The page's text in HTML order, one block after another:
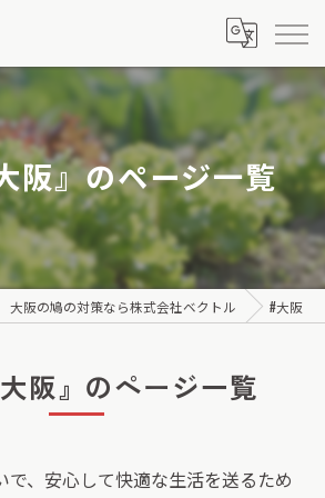
阪』のページ一覧
大阪の鳩の対策なら株式会社ベクトル #大阪
阪』のページ一覧
で、安心して快適な生活を送るため